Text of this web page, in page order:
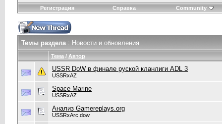
Регистрация Справка Community
Темы раздела: Новости и обновления
Тема / Автор
USSR DoW в финале руской кланлиги ADL 3
USSRxAZ
Space Marine
USSRxAZ
Анализ Gamereplays.org
USSRxArc.dow